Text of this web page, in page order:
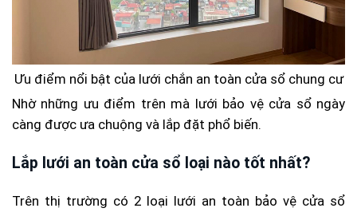
Ưu điểm nổi bật của lưới chắn an toàn cửa sổ chung cư
Nhờ những ưu điểm trên mà lưới bảo vệ cửa sổ ngày
càng được ưa chuộng và lắp đặt phổ biến.
Lắp lưới an toàn cửa sổ loại nào tốt nhất?
Trên thị trường có 2 loại lưới an toàn bảo vệ cửa sổ